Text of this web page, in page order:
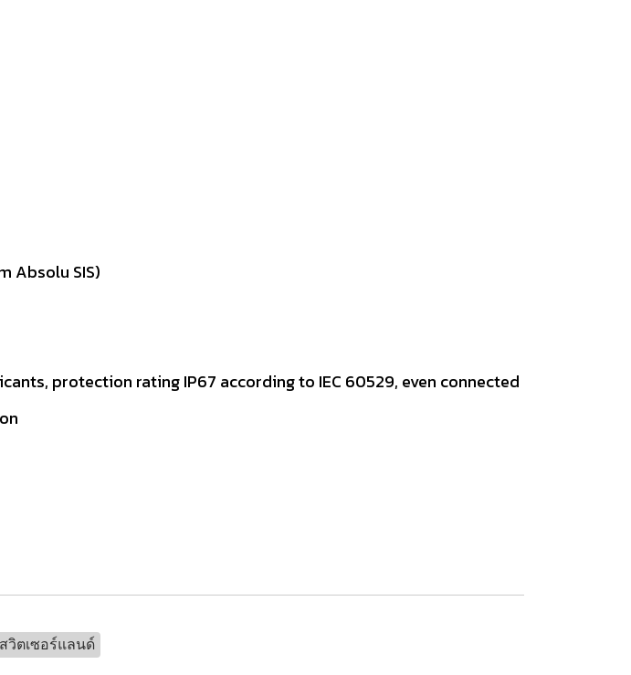
Absolu SIS)
protection rating IP67 according to IEC 60529, even connected
วิตเซอร์แลนด์